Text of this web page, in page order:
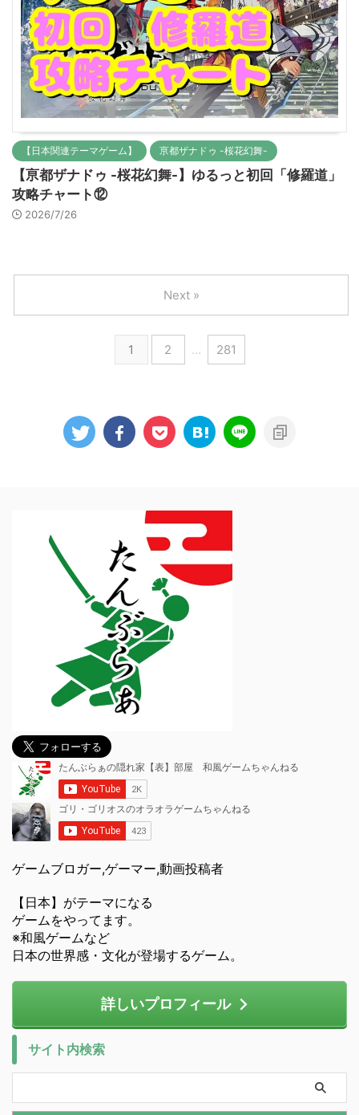
【日本関連テーマゲーム】 亰都ザナドゥ -桜花幻舞-
【亰都ザナドゥ -桜花幻舞-】ゆるっと初回「修羅道」
攻略チャート⑫
2026/7/26
1 2 … 281
Next »
ゲームブロガー,ゲーマー,動画投稿者
【日本】がテーマになる
ゲームをやってます。
※和風ゲームなど
日本の世界感・文化が登場するゲーム。
詳しいプロフィール
サイト内検索